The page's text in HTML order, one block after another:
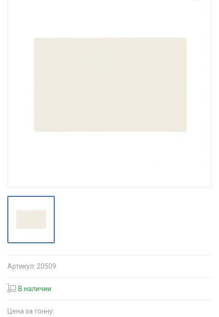
Артикул: 20509
В наличии
Цена за тонну: